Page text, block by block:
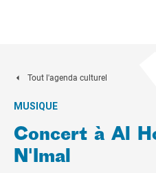
Tout l'agenda culturel
MUSIQUE
Concert à Al
N'Imal